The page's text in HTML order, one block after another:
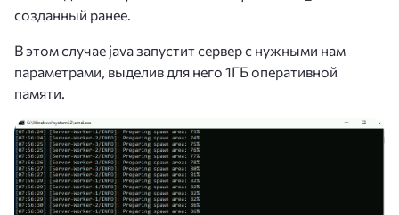
созданный ранее.
В этом случае java запустит сервер с нужными нам
параметрами, выделив для него 1ГБ оперативной
памяти.